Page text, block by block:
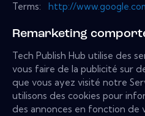
Terms: http://
Remarketing
Tech Publish Hub utilise des
vous faire de la publicité sur
que vous ayez visité notre
utilisons des cookies pour
des annonces en fonction de